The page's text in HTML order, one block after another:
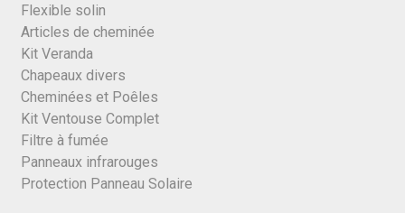
Flexible solin
Articles de cheminée
Kit Veranda
Chapeaux divers
Cheminées et Poêles
Kit Ventouse Complet
Filtre à fumée
Panneaux infrarouges
Protection Panneau Solaire